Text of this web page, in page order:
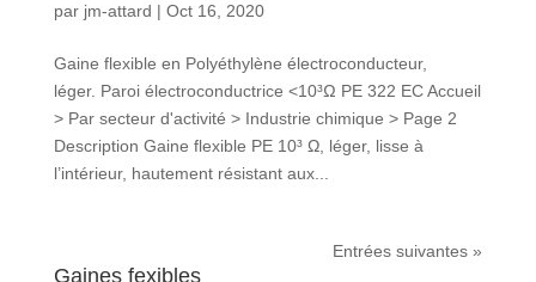
par jm-attard | Oct 16, 2020
Gaine flexible en Polyéthylène électroconducteur,
léger. Paroi électroconductrice <10³Ω PE 322 EC Accueil
> Par secteur d'activité > Industrie chimique > Page 2
Description Gaine flexible PE 10³ Ω, léger, lisse à
l’intérieur, hautement résistant aux...
Entrées suivantes »
Gaines fexibles